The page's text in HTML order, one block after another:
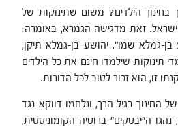
הילדים? משום שתינוקות של
זאת מדגישה הגמרא, באומרה:
בן-גמלא שמו". יהושע בן-גמלא תיקן,
תינוקות שילמדו חינם את כל הילדים
זו, הוא זכור לטוב לכל הדורות.
החינוך בגיל הרך, ונלחמו דווקא נגד
ה"יבסקים" ברוסיה הקומוניסטית,